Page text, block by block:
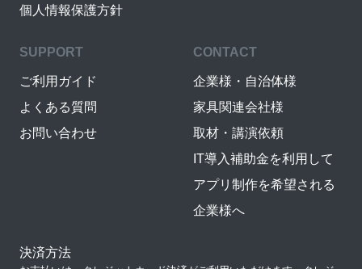
個人情報保護方針
SUPPORT
ご利用ガイド
よくある質問
お問い合わせ
CONTACT
企業様・自治体様
家具関連会社様
取材・講演依頼
IT導入補助金を利用して
アプリ制作を希望される
企業様へ
決済方法